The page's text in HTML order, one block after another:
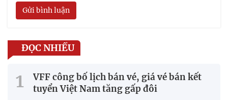
Gửi bình luận
ĐỌC NHIỀU
VFF công bố lịch bán vé, giá vé bán kết
tuyển Việt Nam tăng gấp đôi